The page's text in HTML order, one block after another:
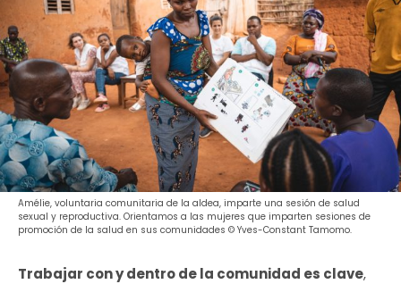
Amélie, voluntaria comunitaria de la aldea, imparte una sesión de salud
sexual y reproductiva. Orientamos a las mujeres que imparten sesiones de
promoción de la salud en sus comunidades © Yves-Constant Tamomo.
Trabajar con y dentro de la comunidad es clave,